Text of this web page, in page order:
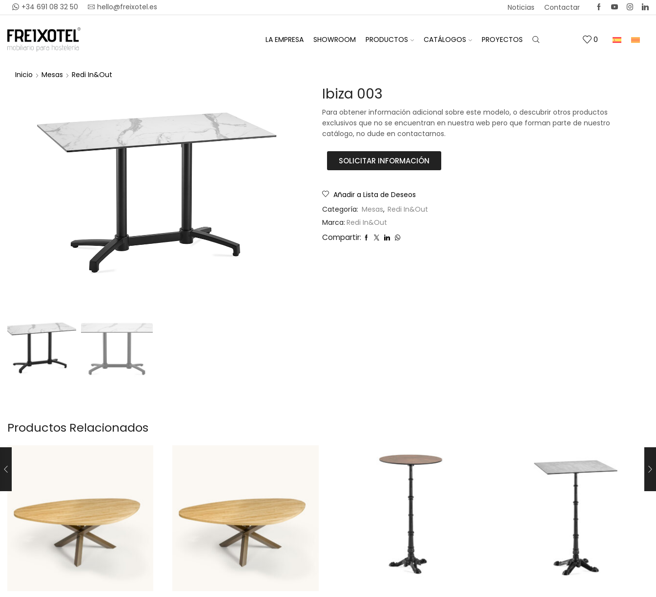
+34 691 08 32 50 hello@freixotel.es Noticias Contactar
LA EMPRESA SHOWROOM PRODUCTOS CATÁLOGOS PROYECTOS 0
Inicio Mesas Redi In&Out
Ibiza 003
Para obtener información adicional sobre este modelo, o descubrir otros productos
exclusivos que no se encuentran en nuestra web pero que forman parte de nuestro
catálogo, no dude en contactarnos.
SOLICITAR INFORMACIÓN
Añadir a Lista de Deseos
Categoría: Mesas, Redi In&Out
Marca: Redi In&Out
Compartir:
Productos Relacionados